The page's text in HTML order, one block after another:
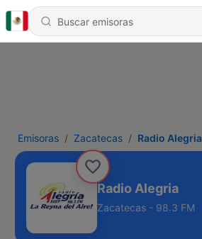
Emisoras Zacatecas Radio Alegria
Radio Alegria
Zacatecas - 98.3 FM